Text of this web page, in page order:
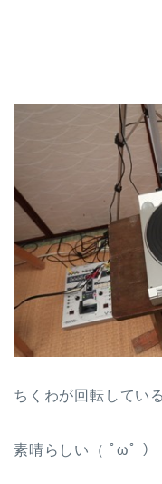
ちくわが回転してい
素晴らしい（ ﾟωﾟ ）